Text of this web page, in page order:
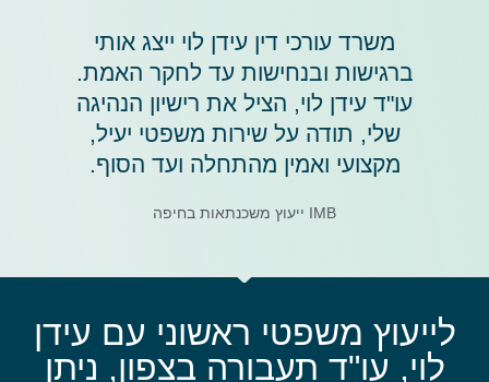
משרד עורכי דין עידן לוי ייצג אותי
ברגישות ובנחישות עד לחקר האמת.
עו"ד עידן לוי, הציל את רישיון הנהיגה
שלי, תודה על שירות משפטי יעיל,
מקצועי ואמין מהתחלה ועד הסוף.
IMB ייעוץ משכנתאות בחיפה
לייעוץ משפטי ראשוני עם עידן
לוי, עו"ד תעבורה בצפון, ניתן